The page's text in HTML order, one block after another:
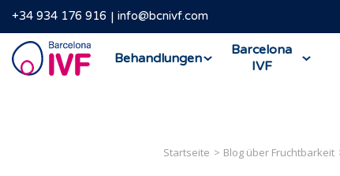
+34 934 176 916 info@bcnivf.com
Barcelona
IVF
Behandlungen
Barcelona
IVF
Startseite Blog über Fruchtbarkeit